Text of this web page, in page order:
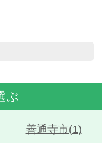
ぶ
善通寺市(1)